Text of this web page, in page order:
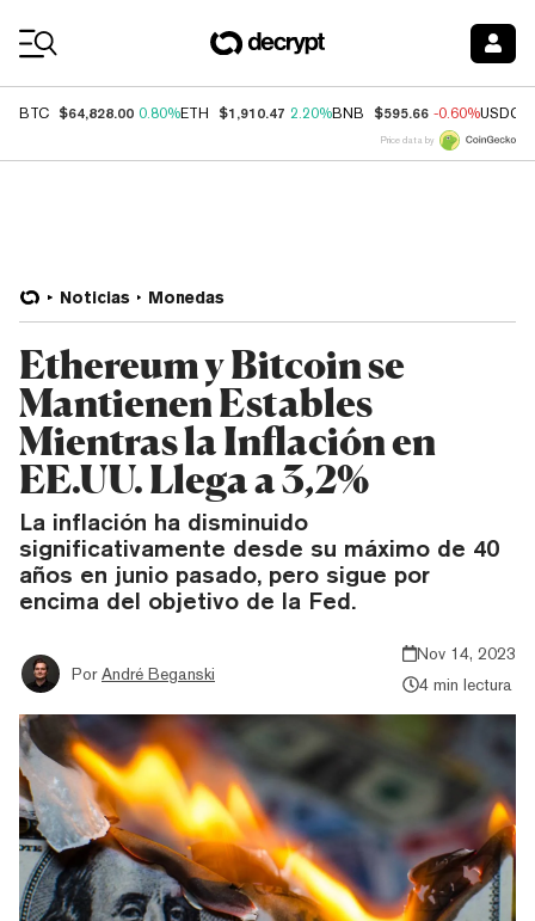
BTC $64,828.00 0.80%ETH $1,910.47 2.20%BNB $595.66 -0.60%USDC
Price data by
Noticias Monedas
Ethereum y Bitcoin se
Mantienen Estables
Mientras la Inflación en
EE.UU. Llega a 3,2%
La inflación ha disminuido
significativamente desde su máximo de 40
años en junio pasado, pero sigue por
encima del objetivo de la Fed.
Por André Beganski
Nov 14, 2023
4 min lectura